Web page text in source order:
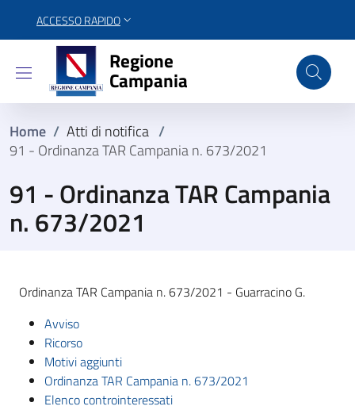
ACCESSO RAPIDO
Regione Campania
Regione
Campania
Home / Atti di notifica /
91 - Ordinanza TAR Campania n. 673/2021
91 - Ordinanza TAR Campania
n. 673/2021
Ordinanza TAR Campania n. 673/2021 - Guarracino G.
Avviso
Ricorso
Motivi aggiunti
Ordinanza TAR Campania n. 673/2021
Elenco controinteressati